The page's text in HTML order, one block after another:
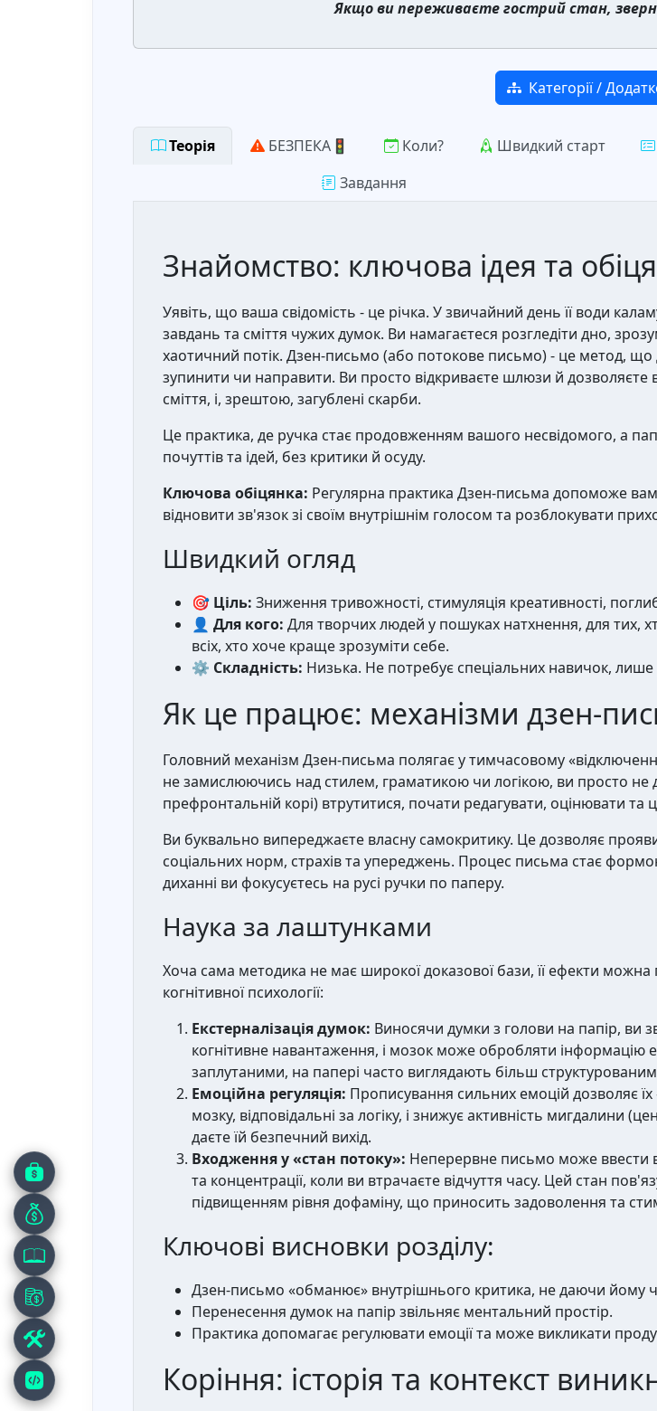
Якщо ви переживаєте гострий стан,
Категорії /
Теорія БЕЗПЕКА🚦 Коли? Швидкий старт
Завдання
Знайомство: ключова ідея та
Уявіть, що ваша свідомість - це річка. У звичайний день її води
завдань та сміття чужих думок. Ви намагаєтеся розгледіти дно,
хаотичний потік. Дзен-письмо (або потокове письмо) - це метод, що
зупинити чи направити. Ви просто відкриваєте шлюзи й
сміття, і, зрештою, загублені скарби.
Це практика, де ручка стає продовженням вашого несвідомого, а
почуттів та ідей, без критики й осуду.
Ключова обіцянка: Регулярна практика Дзен-письма допоможе
відновити зв'язок зі своїм внутрішнім голосом та розблокувати
Швидкий огляд
🎯 Ціль: Зниження тривожності, стимуляція креативності,
👤 Для кого: Для творчих людей у пошуках натхнення, для тих,
всіх, хто хоче краще зрозуміти себе.
⚙️ Складність: Низька. Не потребує спеціальних навичок, лише
Як це працює: механізми дзен-
Головний механізм Дзен-письма полягає у тимчасовому
не замислюючись над стилем, граматикою чи логікою, ви просто не
префронтальній корі) втрутитися, почати редагувати, оцінювати та
Ви буквально випереджаєте власну самокритику. Це дозволяє
соціальних норм, страхів та упереджень. Процес письма стає
диханні ви фокусуєтесь на русі ручки по паперу.
Наука за лаштунками
Хоча сама методика не має широкої доказової бази, її ефекти
когнітивної психології:
Екстерналізація думок: Виносячи думки з голови на папір, ви
когнітивне навантаження, і мозок може обробляти
заплутаними, на папері часто виглядають більш
Емоційна регуляція: Прописування сильних емоцій дозволяє
мозку, відповідальні за логіку, і знижує активність мигдалини
даєте їй безпечний вихід.
Входження у «стан потоку»: Неперервне письмо може ввести
та концентрації, коли ви втрачаєте відчуття часу. Цей стан
підвищенням рівня дофаміну, що приносить задоволення та
Ключові висновки розділу:
Дзен-письмо «обманює» внутрішнього критика, не даючи йому
Перенесення думок на папір звільняє ментальний простір.
Практика допомагає регулювати емоції та може викликати
Коріння: історія та контекст